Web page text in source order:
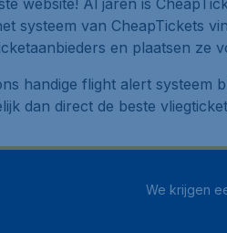
website! Al jaren is
systeem van CheapTickets
en plaatsen ze
handige flight alert systeem
dan direct de beste
We krijgen